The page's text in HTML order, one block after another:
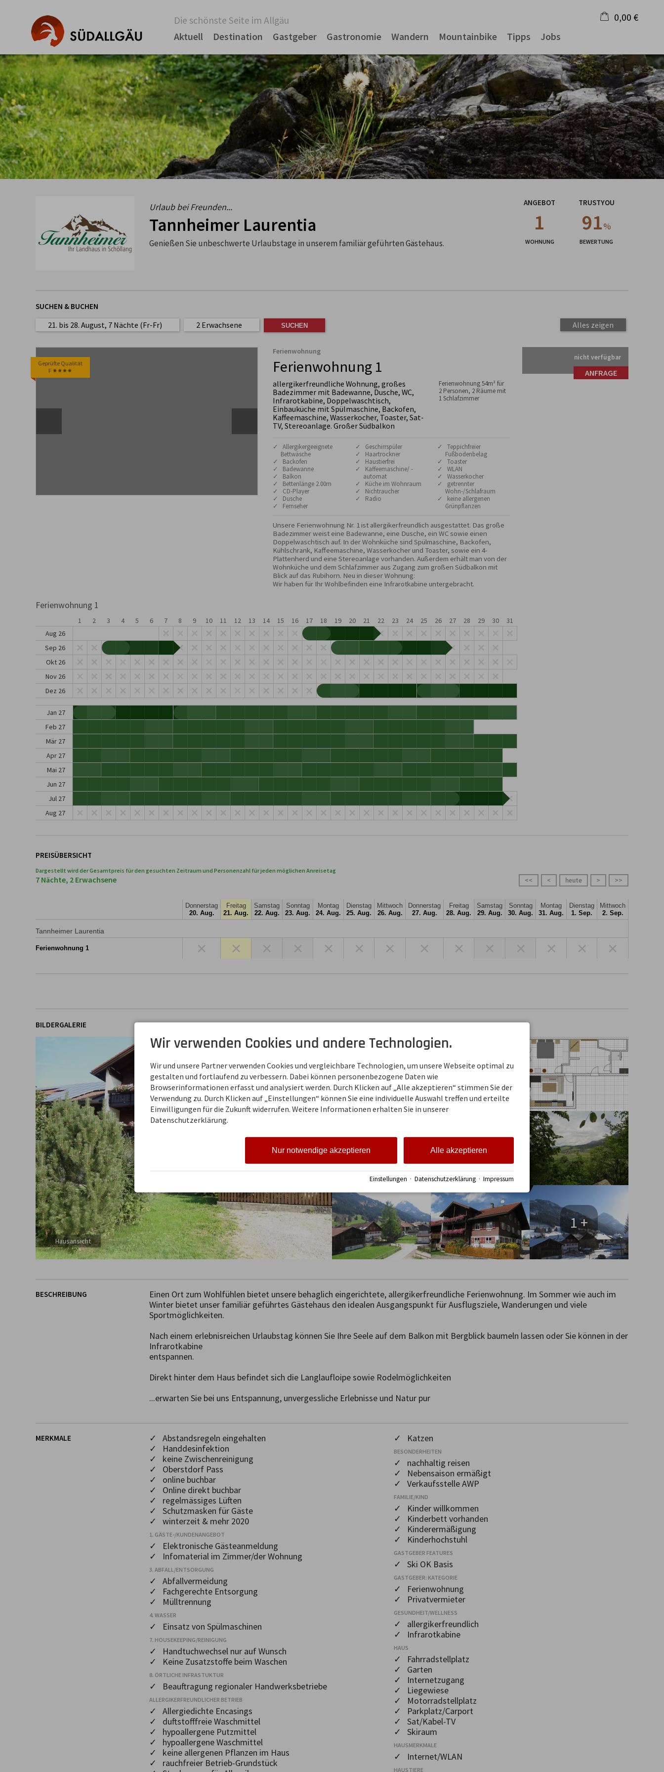
Die schönste Seite im Allgäu
Aktuell
Destination Gastgeber Gastronomie Wandern Mountainbike Tipps Jobs
0,00 €
Warenkorb ist leer
Urlaub bei Freunden...
Tannheimer Laurentia
Genießen Sie unbeschwerte Urlaubstage in unserem familiär geführten Gästehaus.
ANGEBOT
1
WOHNUNG
TRUSTYOU
91%
BEWERTUNG
SUCHEN & BUCHEN
21. bis 28. August, 7 Nächte (Fr-Fr) 2 Erwachsene Alles zeigen
Geprüfte Qualität
F ✷✷✷✷
Ferienwohnung
Ferienwohnung 1
allergikerfreundliche Wohnung, großes
Badezimmer mit Badewanne, Dusche, WC,
Infrarotkabine, Doppelwaschtisch,
Einbauküche mit Spülmaschine, Backofen,
Kaffeemaschine, Wasserkocher, Toaster, Sat-
TV, Stereoanlage. Großer Südbalkon
Ferienwohnung 54m² für
2 Personen, 2 Räume mit
1 Schlafzimmer
✓ Allergikergeeignete
Bettwäsche
✓ Backofen
✓ Badewanne
✓ Balkon
✓ Bettenlänge 2.00m
✓ CD-Player
✓ Dusche
✓ Fernseher
✓ Geschirrspüler
✓ Haartrockner
✓ Haustierfrei
✓ Kaffeemaschine/ -
automat
✓ Küche im Wohnraum
✓ Nichtraucher
✓ Radio
✓ Teppichfreier
Fußbodenbelag
✓ Toaster
✓ WLAN
✓ Wasserkocher
✓ getrennter
Wohn-/Schlafraum
✓ keine allergenen
Grünpflanzen
Unsere Ferienwohnung Nr. 1 ist allergikerfreundlich ausgestattet. Das große
Badezimmer weist eine Badewanne, eine Dusche, ein WC sowie einen
Doppelwaschtisch auf. In der Wohnküche sind Spülmaschine, Backofen,
Kühlschrank, Kaffeemaschine, Wasserkocher und Toaster, sowie ein 4-
Plattenherd und eine Stereoanlage vorhanden. Außerdem erhält man von der
Wohnküche und dem Schlafzimmer aus Zugang zum großen Südbalkon mit
Blick auf das Rubihorn. Neu in dieser Wohnung:
Wir haben für Ihr Wohlbefinden eine Infrarotkabine untergebracht.
nicht verfügbar
ANFRAGE
Ferienwohnung 1
1 2 3 4 5 6 7 8 9 10 11 12 13 14 15 16 17 18 19 20 21 22 23 24 25 26 27 28 29 30
31
Aug 26
Sep 26
Okt 26
Nov 26
Dez 26
Jan 27
Feb 27
Mär 27
Apr 27
Mai 27
Jun 27
Jul 27
Aug 27
PREISÜBERSICHT
Dargestellt wird der Gesamtpreis für den gesuchten Zeitraum und Personenzahl für jeden möglichen Anreisetag
7 Nächte, 2 Erwachsene >>
>
heute
<
<<
Donnerstag
20. Aug.
Freitag
21. Aug.
Samstag
22. Aug.
Sonntag
23. Aug.
Montag
24. Aug.
Dienstag
25. Aug.
Mittwoch
26. Aug.
Donnerstag
27. Aug.
Freitag
28. Aug.
Samstag
29. Aug.
Sonntag
30. Aug.
Montag
31. Aug.
Dienstag
1. Sep.
Mittwoch
2. Sep.
Tannheimer Laurentia
Ferienwohnung 1 × × × × × × × × × ×
BILDERGALERIE
Hausansicht
1 +
BESCHREIBUNG
Einen Ort zum Wohlfühlen bietet unsere behaglich eingerichtete, allergikerfreundliche Ferienwohnung. Im Sommer wie auch im
Winter bietet unser familiär geführtes Gästehaus den idealen Ausgangspunkt für Ausflugsziele, Wanderungen und viele
Sportmöglichkeiten.
Nach einem erlebnisreichen Urlaubstag können Sie Ihre Seele auf dem Balkon mit Bergblick baumeln lassen oder Sie können in der
Infrarotkabine
entspannen.
Direkt hinter dem Haus befindet sich die Langlaufloipe sowie Rodelmöglichkeiten
...erwarten Sie bei uns Entspannung, unvergessliche Erlebnisse und Natur pur
MERKMALE
✓ Abstandsregeln eingehalten
✓ Handdesinfektion
✓ keine Zwischenreinigung
✓ Oberstdorf Pass
✓ online buchbar
✓ Online direkt buchbar
✓ regelmässiges Lüften
✓ Schutzmasken für Gäste
✓ winterzeit & mehr 2020
1. GÄSTE-/KUNDENANGEBOT
✓ Elektronische Gästeanmeldung
✓ Infomaterial im Zimmer/der Wohnung
3. ABFALL/ENTSORGUNG
✓ Abfallvermeidung
✓ Fachgerechte Entsorgung
✓ Mülltrennung
4. WASSER
✓ Einsatz von Spülmaschinen
7. HOUSEKEEPING/REINIGUNG
✓ Handtuchwechsel nur auf Wunsch
✓ Keine Zusatzstoffe beim Waschen
8. ÖRTLICHE INFRASTUKTUR
✓ Beauftragung regionaler Handwerksbetriebe
ALLERGIKERFREUNDLICHER BETRIEB
✓ Allergiedichte Encasings
✓ duftstofffreie Waschmittel
✓ hypoallergene Putzmittel
✓ hypoallergene Waschmittel
✓ keine allergenen Pflanzen im Haus
✓ rauchfreier Betrieb-Grundstück
✓ Katzen
BESONDERHEITEN
✓ nachhaltig reisen
✓ Nebensaison ermäßigt
✓ Verkaufsstelle AWP
FAMILIE/KIND
✓ Kinder willkommen
✓ Kinderbett vorhanden
✓ Kinderermäßigung
✓ Kinderhochstuhl
GASTGEBER FEATURES
✓ Ski OK Basis
GASTGEBER: KATEGORIE
✓ Ferienwohnung
✓ Privatvermieter
GESUNDHEIT/WELLNESS
✓ allergikerfreundlich
✓ Infrarotkabine
HAUS
✓ Fahrradstellplatz
✓ Garten
✓ Internetzugang
✓ Liegewiese
✓ Motorradstellplatz
✓ Parkplatz/Carport
✓ Sat/Kabel-TV
✓ Skiraum
HAUSMERKMALE
✓ Internet/WLAN
HAUSTIERE
Wir verwenden Cookies und andere Technologien.
Wir und unsere Partner verwenden Cookies und vergleichbare Technologien, um unsere Webseite optimal zu
gestalten und fortlaufend zu verbessern. Dabei können personenbezogene Daten wie
Browserinformationen erfasst und analysiert werden. Durch Klicken auf „Alle akzeptieren“ stimmen Sie der
Verwendung zu. Durch Klicken auf „Einstellungen“ können Sie eine individuelle Auswahl treffen und erteilte
Einwilligungen für die Zukunft widerrufen. Weitere Informationen erhalten Sie in unserer
Datenschutzerklärung.
Alle akzeptieren
Nur notwendige akzeptieren
Einstellungen · Datenschutzerklärung · Impressum